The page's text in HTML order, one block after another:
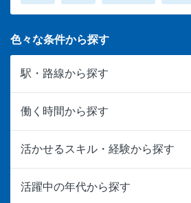
色々な条件から探す
駅・路線から探す
働く時間から探す
活かせるスキル・経験から探す
活躍中の年代から探す